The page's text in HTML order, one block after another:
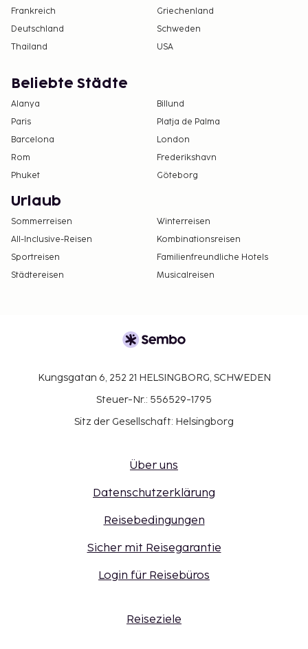
Frankreich
Griechenland
Deutschland
Schweden
Thailand
USA
Beliebte Städte
Alanya
Billund
Paris
Platja de Palma
Barcelona
London
Rom
Frederikshavn
Phuket
Göteborg
Urlaub
Sommerreisen
Winterreisen
All-Inclusive-Reisen
Kombinationsreisen
Sportreisen
Familienfreundliche Hotels
Städtereisen
Musicalreisen
Kungsgatan 6, 252 21 HELSINGBORG, SCHWEDEN
Steuer-Nr.: 556529-1795
Sitz der Gesellschaft: Helsingborg
Über uns
Datenschutzerklärung
Reisebedingungen
Sicher mit Reisegarantie
Login für Reisebüros
Reiseziele